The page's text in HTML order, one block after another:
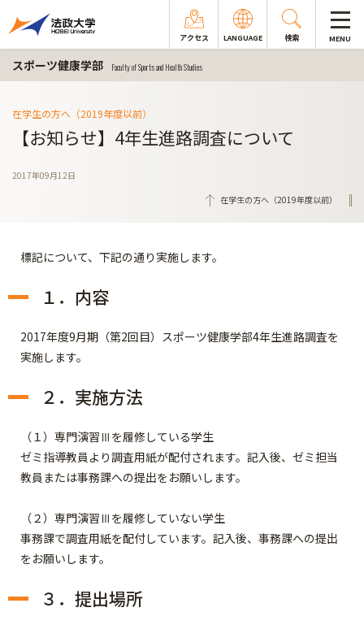
アクセス LANGUAGE 検索 MENU
スポーツ健康学部 Faculty of Sports and Health Studies
在学生の方へ（2019年度以前）
【お知らせ】4年生進路調査について
2017年09月12日
在学生の方へ（2019年度以前）
標記について、下記の通り実施します。
１．内容
2017年度9月期（第2回目）スポーツ健康学部4年生進路調査を
実施します。
２．実施方法
（１）専門演習Ⅲを履修している学生
ゼミ指導教員より調査用紙が配付されます。記入後、ゼミ担当
教員または事務課への提出をお願いします。
（２）専門演習Ⅲを履修していない学生
事務課で調査用紙を配付しています。記入後、事務課への提出
をお願いします。
３．提出場所